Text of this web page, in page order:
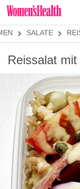
REZEPTE
SALATE
LOW FAT
KETO
KALORIENARM
SALATE
Reissalat